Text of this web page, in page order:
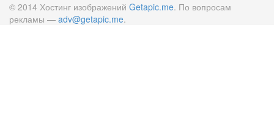
© 2014 Хостинг изображений Getapic.me. По вопросам
рекламы — adv@getapic.me.